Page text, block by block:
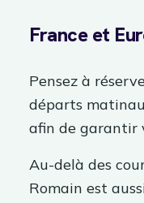
France et
Pensez à
départs
afin de garantir
Au-delà des
Romain est